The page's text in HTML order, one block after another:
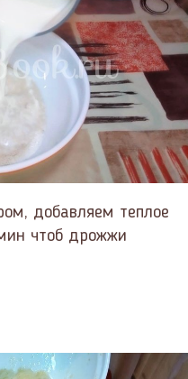
добавляем теплое
чтоб дрожжи